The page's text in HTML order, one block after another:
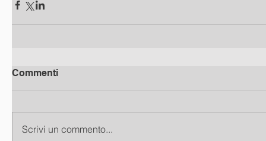
Commenti
Scrivi un commento...